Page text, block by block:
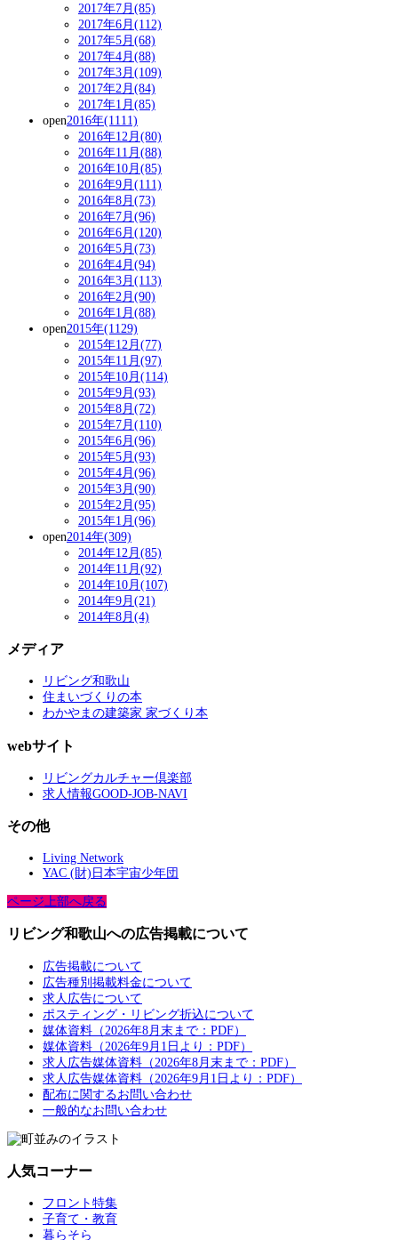
2017年7月(85)
2017年6月(112)
2017年5月(68)
2017年4月(88)
2017年3月(109)
2017年2月(84)
2017年1月(85)
open2016年(1111)
2016年12月(80)
2016年11月(88)
2016年10月(85)
2016年9月(111)
2016年8月(73)
2016年7月(96)
2016年6月(120)
2016年5月(73)
2016年4月(94)
2016年3月(113)
2016年2月(90)
2016年1月(88)
open2015年(1129)
2015年12月(77)
2015年11月(97)
2015年10月(114)
2015年9月(93)
2015年8月(72)
2015年7月(110)
2015年6月(96)
2015年5月(93)
2015年4月(96)
2015年3月(90)
2015年2月(95)
2015年1月(96)
open2014年(309)
2014年12月(85)
2014年11月(92)
2014年10月(107)
2014年9月(21)
2014年8月(4)
メディア
リビング和歌山
住まいづくりの本
わかやまの建築家 家づくり本
webサイト
リビングカルチャー倶楽部
求人情報GOOD-JOB-NAVI
その他
Living Network
YAC (財)日本宇宙少年団
ページ上部へ戻る
リビング和歌山への広告掲載について
広告掲載について
広告種別掲載料金について
求人広告について
ポスティング・リビング折込について
媒体資料（2026年8月末まで：PDF）
媒体資料（2026年9月1日より：PDF）
求人広告媒体資料（2026年8月末まで：PDF）
求人広告媒体資料（2026年9月1日より：PDF）
配布に関するお問い合わせ
一般的なお問い合わせ
人気コーナー
フロント特集
子育て・教育
暮らそら